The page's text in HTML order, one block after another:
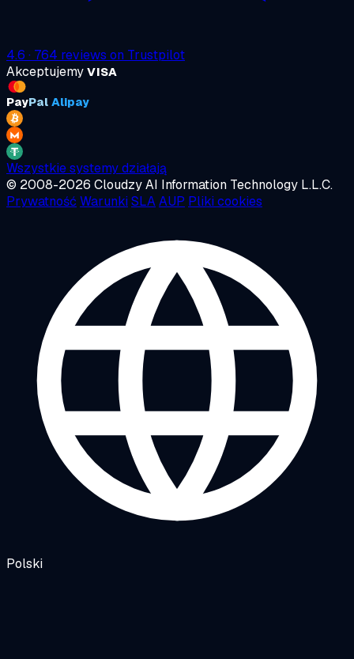
4.6 · 764 reviews on Trustpilot
Akceptujemy VISA
PayPal Alipay
Wszystkie systemy działają
© 2008-2026 Cloudzy AI Information Technology L.L.C.
Prywatność Warunki SLAAUP Pliki cookies
Polski